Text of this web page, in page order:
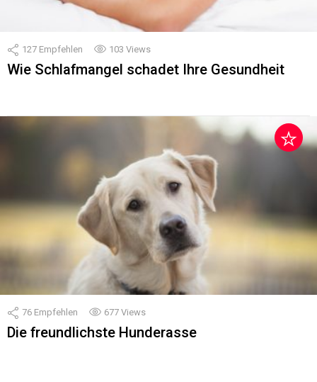
127 Empfehlen 103 Views
Wie Schlafmangel schadet Ihre Gesundheit
76 Empfehlen 677 Views
Die freundlichste Hunderasse